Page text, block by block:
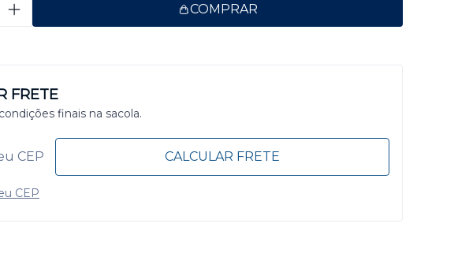
COMPRAR
FRETE
finais na sacola.
CALCULAR FRETE
CEP